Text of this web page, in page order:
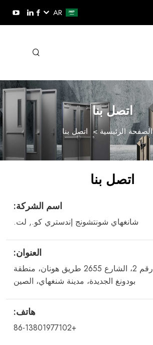
AR
اتصل بنا
الصفحة الرئيسية> اتصل بنا
اتصل بنا
اسم الشركة:
شانغهاي شونتشونج إندستري كو., لت.
العنوان:
الغرفة 101، رقم 2، الشارع 2655 طريق هونان، منطقة
بودونغ الجديدة، مدينة شنغهاي، الصين
هاتف:
+86-13801977102